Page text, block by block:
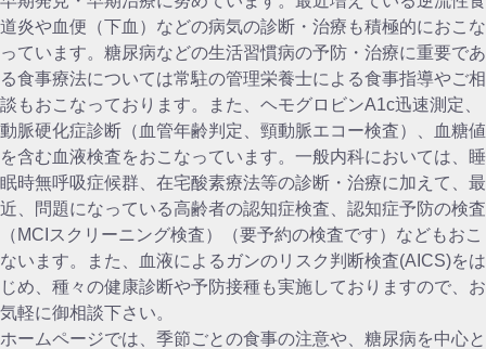
道炎や血便（下血）などの病気の診断・治療も積極的におこな
っています。糖尿病などの生活習慣病の予防・治療に重要であ
る食事療法については常駐の管理栄養士による食事指導やご相
談もおこなっております。また、ヘモグロビンA1c迅速測定、
動脈硬化症診断（血管年齢判定、頸動脈エコー検査）、血糖値
を含む血液検査をおこなっています。一般内科においては、睡
眠時無呼吸症候群、在宅酸素療法等の診断・治療に加えて、最
近、問題になっている高齢者の認知症検査、認知症予防の検査
（MCIスクリーニング検査）（要予約の検査です）などもおこ
ないます。また、血液によるガンのリスク判断検査(AICS)をは
じめ、種々の健康診断や予防接種も実施しておりますので、お
気軽に御相談下さい。
ホームページでは、季節ごとの食事の注意や、糖尿病を中心と